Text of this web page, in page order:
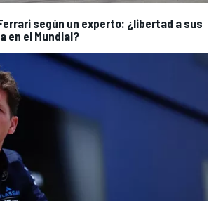
según un experto: ¿libertad a sus
en el Mundial?